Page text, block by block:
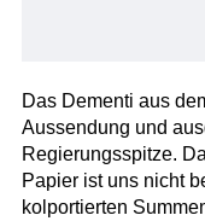
Das Dementi aus
Aussendung und
Regierungsspitze.
Papier ist uns nicht
kolportierten